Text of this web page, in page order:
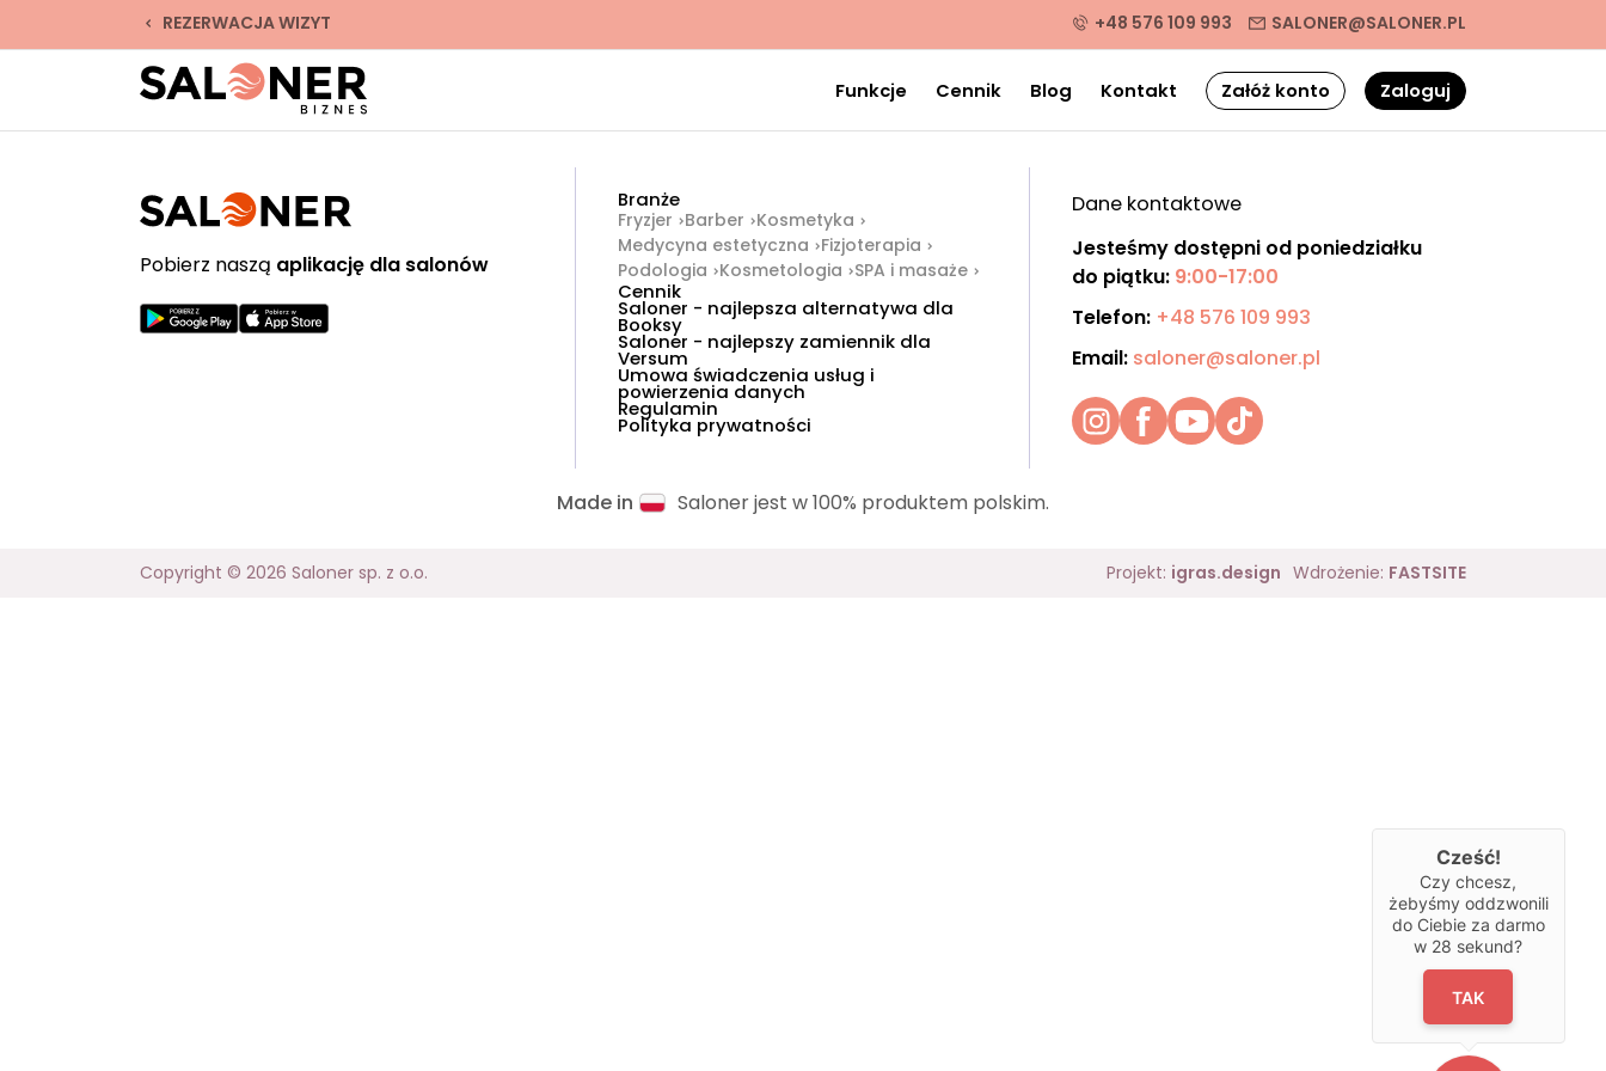
REZERWACJA WIZYT +48 576 109 993 SALONER@SALONER.PL
Funkcje Cennik Blog Kontakt Załóż konto Zaloguj
Pobierz naszą aplikację dla salonów
Branże
Fryzjer Barber Kosmetyka
Medycyna estetyczna Fizjoterapia
Podologia Kosmetologia SPA i masaże
Cennik
Saloner - najlepsza alternatywa dla
Booksy
Saloner - najlepszy zamiennik dla
Versum
Umowa świadczenia usług i
powierzenia danych
Regulamin
Polityka prywatności
Dane kontaktowe
Jesteśmy dostępni od poniedziałku
do piątku: 9:00-17:00
Telefon: +48 576 109 993
Email: saloner@saloner.pl
Made in Saloner jest w 100% produktem polskim.
Copyright © 2026 Saloner sp. z o.o. Projekt: igras.design Wdrożenie: FASTSITE
Cześć!
Czy chcesz,
żebyśmy oddzwonili
do Ciebie za darmo
w 28 sekund?
TAK